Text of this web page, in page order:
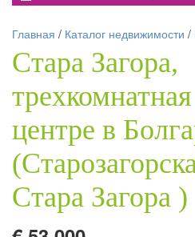
Главная / Каталог недвижимости /
Стара Загора,
центре в
Стара Загора )